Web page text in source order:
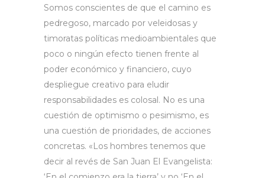
Somos conscientes de que el camino es
pedregoso, marcado por veleidosas y
timoratas políticas medioambientales que
poco o ningún efecto tienen frente al
poder económico y financiero, cuyo
despliegue creativo para eludir
responsabilidades es colosal. No es una
cuestión de optimismo o pesimismo, es
una cuestión de prioridades, de acciones
concretas. «Los hombres tenemos que
decir al revés de San Juan El Evangelista: